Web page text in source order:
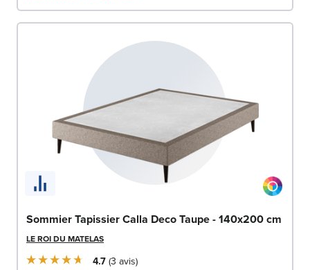
Sommier Tapissier Calla Deco Taupe - 140x200 cm
LE ROI DU MATELAS
4.7 3 avis